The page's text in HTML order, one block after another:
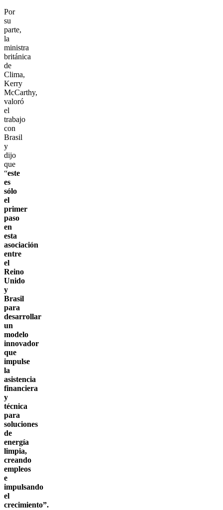
Por
su
parte,
la
ministra
británica
de
Clima,
Kerry
McCarthy,
valoró
el
trabajo
con
Brasil
y
dijo
que
“este
es
sólo
el
primer
paso
en
esta
asociación
entre
el
Reino
Unido
y
Brasil
para
desarrollar
un
modelo
innovador
que
impulse
la
asistencia
financiera
y
técnica
para
soluciones
de
energía
limpia,
creando
empleos
e
impulsando
el
crecimiento”.